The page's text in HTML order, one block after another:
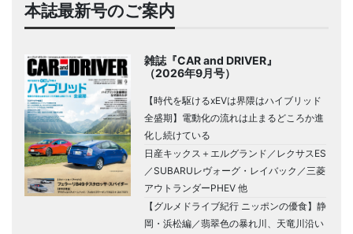
本誌最新号のご案内
雑誌『CAR and DRIVER』
（2026年9月号）
【時代を駆けるxEVは界隈はハイブリッド
全盛期】電動化の流れは止まるどころか進
化し続けている
日産キックス＋エルグランド／レクサスES
／SUBARUレヴォーグ・レイバック／三菱
アウトランダーPHEV 他
【グルメドライブ紀行 ニッポンの優食】静
岡・浜松編／翡翠色の暴れ川、天竜川沿い